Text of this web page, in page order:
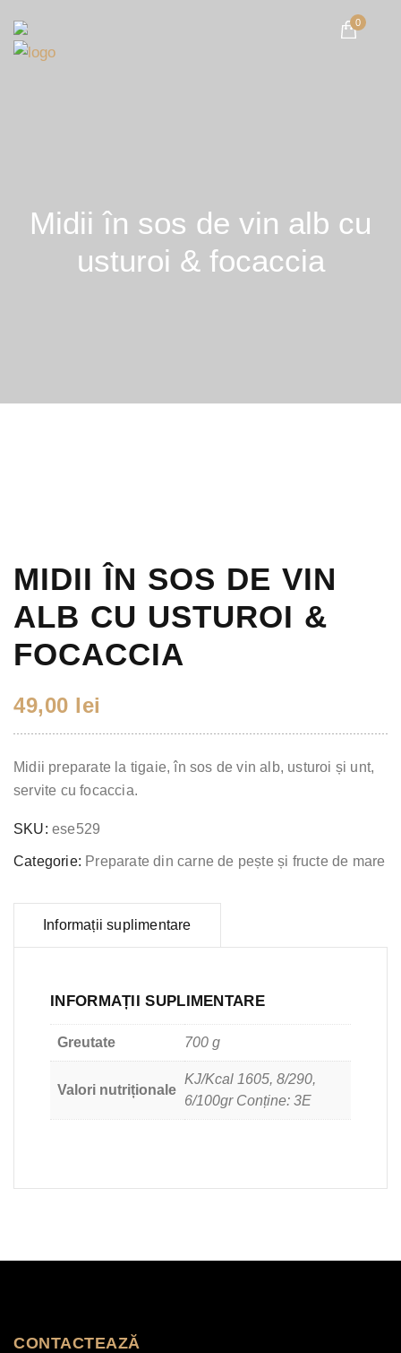
0
Midii în sos de vin alb cu
usturoi & focaccia
MIDII ÎN SOS DE VIN
ALB CU USTUROI &
FOCACCIA
49,00 lei
Midii preparate la tigaie, în sos de vin alb, usturoi și unt,
servite cu focaccia.
SKU: ese529
Categorie: Preparate din carne de pește și fructe de mare
Informații suplimentare
INFORMAȚII SUPLIMENTARE
Greutate 700 g
Valori nutriționale
KJ/Kcal 1605, 8/290,
6/100gr Conține: 3E
CONTACTEAZĂ